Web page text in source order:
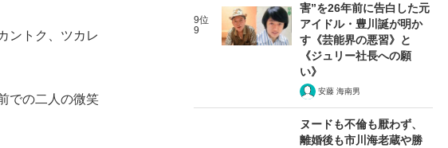
ントク、ツカレ
での二人の微笑
9位
9
害”を26年前に告白した元
アイドル・豊川誕が明か
す《芸能界の悪習》と
《ジュリー社長への願
い》
安藤 海南男
ヌードも不倫も厭わず、
離婚後も市川海老蔵や勝